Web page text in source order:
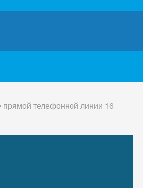
прямой телефонной линии 16